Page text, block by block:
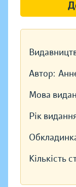
Автор:
Мова
Рік
Кількість